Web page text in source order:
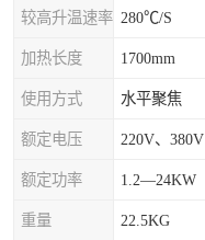
较高升温速率 280℃/S
加热长度 1700mm
使用方式 水平聚焦
额定电压 220V、380V
额定功率 1.2—24KW
重量 22.5KG